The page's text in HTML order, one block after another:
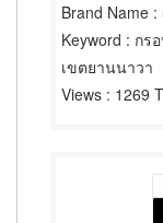
Brand Name :
Keyword : กร
เขตยานนาวา
Views : 1269